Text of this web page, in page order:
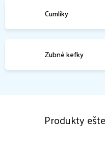
Cumlíky
Zubné kefky
Produkty